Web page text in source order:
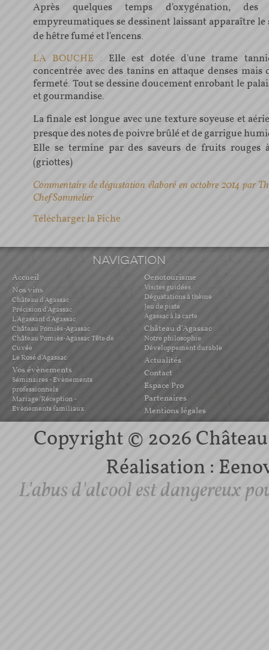
Après quelques temps d'oxygénation,
empyreumatiques se dessinent laissant apparaître le
de hêtre fumé et l'encens.
LA BOUCHE : Elle est dotée d'une trame
concentrée avec des tanins en attaque denses mais
fermeté. Tout se dessine doucement enrobant le
et gourmandise.
La finale est longue avec une texture soyeuse et
presque des notes de poivre brûlé et de garrigue
Elle se termine par des saveurs de fruits rouges
(griottes)
Commentaire de dégustation élaboré en octobre 2014 par
Chef Sommelier
Télécharger la Fiche
NAVIGATION
Accueil
Nos vins
Château d'Agassac
Précision d'Agassac
L'Agassant d'Agassac
Château Pomiès-Agassac
Château Pomiès-Agassac Tête de
Cuvée
Le Rosé d'Agassac
Vos évènements
Séminaires - Evènements
professionnels
Mariage/Réception -
Evènements familiaux
Oenotourisme
Visites guidées
Dégustations à thème
Jeu de piste
Agassac à la carte
Château d'Agassac
Notre philosophie
Développement durable
Actualités
Contact
Espace Pro
Partenaires
Mentions légales
Copyright © 2026
Réalisation :
L'abus d'alcool est dangereux